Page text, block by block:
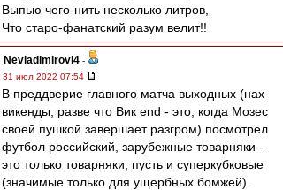
Выпью чего-нить несколько литров,
Что старо-фанатский разум велит!!
Nevladimirovi4 -
31 июл 2022 07:54
В преддверие главного матча выходных (нах
викенды, разве что Вик end - это, когда Мозес
своей пушкой завершает разгром) посмотрел
футбол российский, зарубежные товарняки -
это только товарняки, пусть и суперкубковые
(значимые только для ущербных бомжей).